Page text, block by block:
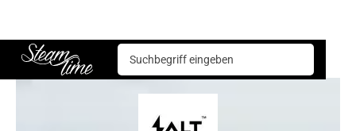
Steam time
5TEN Russian Winter Nic Salt Liquid by Salt Brew Co.